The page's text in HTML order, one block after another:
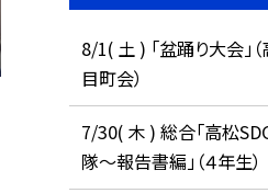
8/1( 土 ) 「盆踊り大会」
目町会）
7/30( 木 ) 総合「高松
隊〜報告書編」（４年生）